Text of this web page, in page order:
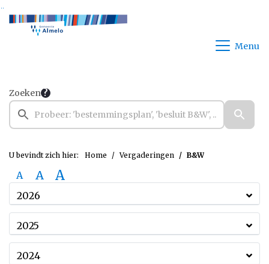
Ga naar de inhoud van deze pagina
Ga naar het zoeken
Ga naar het menu
Menu
Zoeken
U bevindt zich hier: Home Vergaderingen B&W
A A A
2026
2025
2024